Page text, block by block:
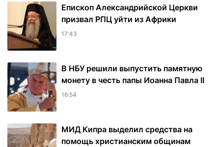
Епископ Александрийской Церкви
призвал РПЦ уйти из Африки
17:43
В НБУ решили выпустить памятную
монету в честь папы Иоанна Павла II
16:54
МИД Кипра выделил средства на
помощь христианским общинам